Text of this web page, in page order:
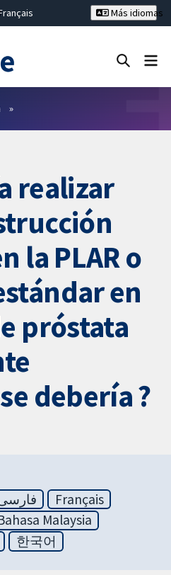
文
Más idiomas
realizar
la PLAR o
en
próstata
debería ?
Français
Malaysia
한국어